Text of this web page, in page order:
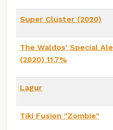
Super Cluster (2020)
The Waldos' Special Ale
(2020) 11.7%
Lagur
Tiki Fusion "Zombie"